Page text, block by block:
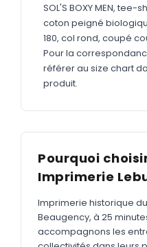
Adhésifs vitrine
MARQUAGE TEXTILE
Tee-shirts Nouveau
Polos
Catalogue complet
Sacs & voyages
Verres & déjeuner
SOL'S BOXY MEN, tee-
coton peigné
180, col rond, coupé
Pour la
référer au size chart
produit.
Pourquoi
Imprimerie
Imprimerie historique
Beaugency, à 25
accompagnons les